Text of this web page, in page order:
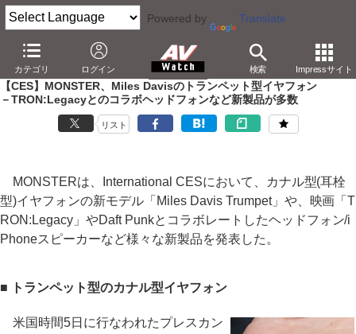
Powered by Translate
カテゴリ ログイン 検索 Impressサイト
AV Watch イベント
2011
【CES】MONSTER、Miles Davisのトランペット型イヤフォン
－TRON:Legacyとのコラボヘッドフォンなど新製品が多数
リスト
MONSTERは、International CESにおいて、カナル型(耳栓
型)イヤフォンの新モデル「Miles Davis Trumpet」や、映画「T
RON:Legacy」やDaft Punkとコラボレートしたヘッドフォン/i
Phoneスピーカーなど様々な新製品を発表した。
■ トランペット型のカナル型イヤフォン
米国時間5日に行なわれたプレスカン